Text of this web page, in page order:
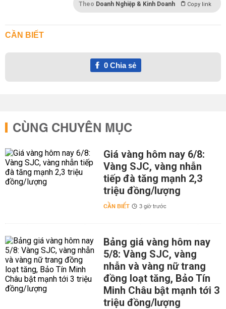
Theo Doanh Nghiệp & Kinh Doanh Copy link
CẦN BIẾT
0Chia sẻ
CÙNG CHUYÊN MỤC
Giá vàng hôm nay 6/8:
Vàng SJC, vàng nhẫn
tiếp đà tăng mạnh 2,3
triệu đồng/lượng
CẦN BIẾT 3 giờ trước
Bảng giá vàng hôm nay
5/8: Vàng SJC, vàng
nhẫn và vàng nữ trang
đồng loạt tăng, Bảo Tín
Minh Châu bật mạnh tới 3
triệu đồng/lượng